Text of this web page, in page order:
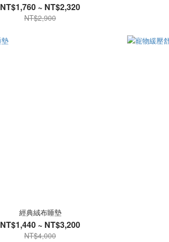
NT$1,760 ~ NT$2,320
NT$2,900
經典絨布睡墊
NT$1,440 ~ NT$3,200
NT$4,000